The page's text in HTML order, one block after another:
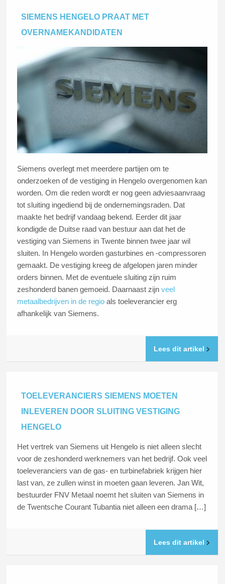
SIEMENS HENGELO PRAAT MET
OVERNAMEKANDIDATEN
Siemens overlegt met meerdere partijen om te
onderzoeken of de vestiging in Hengelo overgenomen kan
worden. Om die reden wordt er nog geen adviesaanvraag
tot sluiting ingediend bij de ondernemingsraden. Dat
maakte het bedrijf vandaag bekend. Eerder dit jaar
kondigde de Duitse raad van bestuur aan dat het de
vestiging van Siemens in Twente binnen twee jaar wil
sluiten. In Hengelo worden gasturbines en -compressoren
gemaakt. De vestiging kreeg de afgelopen jaren minder
orders binnen. Met de eventuele sluiting zijn ruim
zeshonderd banen gemoeid. Daarnaast zijnveel
metaalbedrijven in de regio als toeleverancier erg
afhankelijk van Siemens.
Lees dit artikel
TOELEVERANCIERS SIEMENS MOETEN
INLEVEREN DOOR SLUITING VESTIGING
HENGELO
Het vertrek van Siemens uit Hengelo is niet alleen slecht
voor de zeshonderd werknemers van het bedrijf. Ook veel
toeleveranciers van de gas- en turbinefabriek krijgen hier
last van, ze zullen winst in moeten gaan leveren. Jan Wit,
bestuurder FNV Metaal noemt het sluiten van Siemens in
de Twentsche Courant Tubantia niet alleen een drama […]
Lees dit artikel